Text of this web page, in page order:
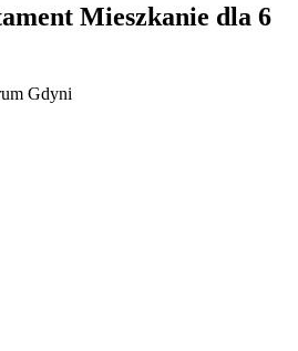
Mieszkanie dla 6
Gdyni